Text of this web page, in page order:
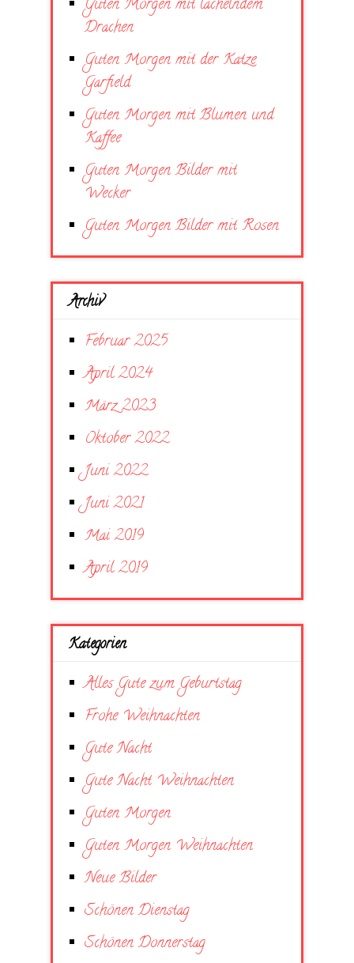
Guten Morgen mit lächelndem
Drachen
Guten Morgen mit der Katze
Garfield
Guten Morgen mit Blumen und
Kaffee
Guten Morgen Bilder mit
Wecker
Guten Morgen Bilder mit Rosen
Archiv
Februar 2025
April 2024
März 2023
Oktober 2022
Juni 2022
Juni 2021
Mai 2019
April 2019
Kategorien
Alles Gute zum Geburtstag
Frohe Weihnachten
Gute Nacht
Gute Nacht Weihnachten
Guten Morgen
Guten Morgen Weihnachten
Neue Bilder
Schönen Dienstag
Schönen Donnerstag